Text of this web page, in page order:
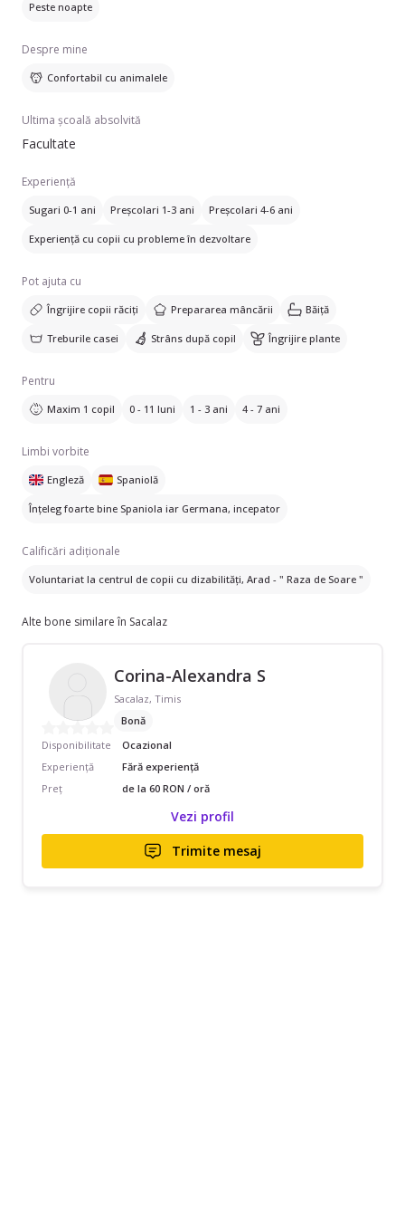
Peste noapte
Despre mine
Confortabil cu animalele
Ultima școală absolvită
Facultate
Experiență
Sugari 0-1 ani Preșcolari 1-3 ani Preșcolari 4-6 ani
Experiență cu copii cu probleme în dezvoltare
Pot ajuta cu
Îngrijire copii răciți Prepararea mâncării Băiță
Treburile casei Strâns după copil Îngrijire plante
Pentru
Maxim 1 copil 0 - 11 luni 1 - 3 ani 4 - 7 ani
Limbi vorbite
Engleză Spaniolă
Înțeleg foarte bine Spaniola iar Germana, incepator
Calificări adiționale
Voluntariat la centrul de copii cu dizabilități, Arad - " Raza de Soare "
Alte bone similare în Sacalaz
Corina-Alexandra S
Sacalaz, Timis
Bonă
Disponibilitate
Ocazional
Experiență
Fără experiență
Preț
de la 60 RON / oră
Vezi profil
Trimite mesaj